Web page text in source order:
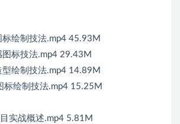
绘制技法.mp4 45.93M
标技法.mp4 29.43M
绘制技法.mp4 14.89M
标绘制技法.mp4 15.25M
实战概述.mp4 5.81M